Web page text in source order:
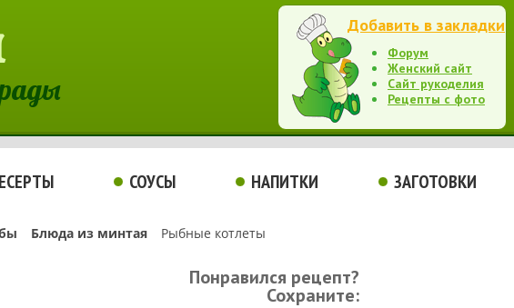
Добавить в закладки
Форум
Женский сайт
Сайт рукоделия
Рецепты с фото
СОУСЫ НАПИТКИ ЗАГОТОВКИ
Блюда из минтая Рыбные котлеты
Понравился рецепт?
Сохраните: